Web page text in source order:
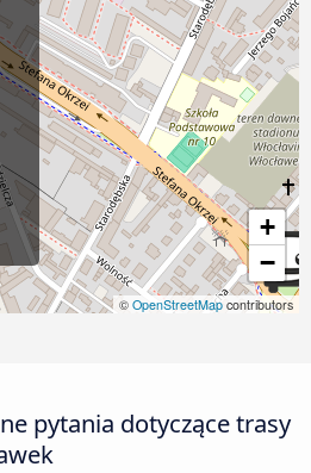
+
−
© OpenStreetMap contributors
pytania dotyczące trasy